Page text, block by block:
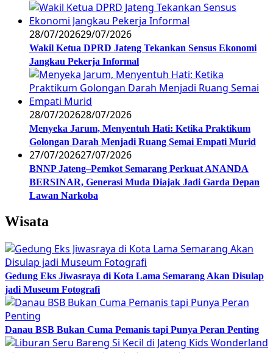
28/07/202629/07/2026
Wakil Ketua DPRD Jateng Tekankan Sensus Ekonomi
Jangkau Pekerja Informal
28/07/202628/07/2026
Menyeka Jarum, Menyentuh Hati: Ketika Praktikum
Golongan Darah Menjadi Ruang Semai Empati Murid
27/07/202627/07/2026
BNNP Jateng–Pemkot Semarang Perkuat ANANDA
BERSINAR, Generasi Muda Diajak Jadi Garda Depan
Lawan Narkoba
Wisata
Gedung Eks Jiwasraya di Kota Lama Semarang Akan Disulap
jadi Museum Fotografi
Danau BSB Bukan Cuma Pemanis tapi Punya Peran Penting